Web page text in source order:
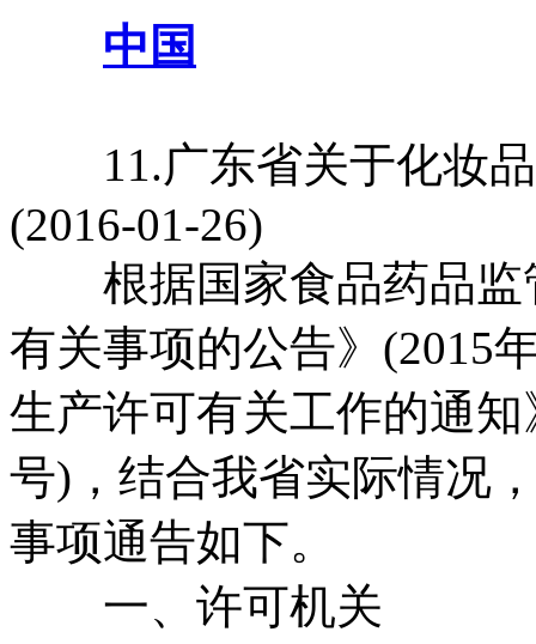
中国
11.广东省关于化妆品
(2016-01-26)
根据国家食品药品监
有关事项的公告》(2015
生产许可有关工作的通
号)，结合我省实际情况
事项通告如下。
一、许可机关